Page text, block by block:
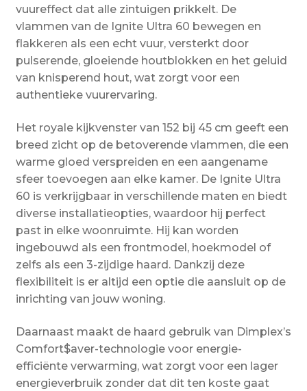
vuureffect dat alle zintuigen prikkelt. De
vlammen van de Ignite Ultra 60 bewegen en
flakkeren als een echt vuur, versterkt door
pulserende, gloeiende houtblokken en het geluid
van knisperend hout, wat zorgt voor een
authentieke vuurervaring.
Het royale kijkvenster van 152 bij 45 cm geeft een
breed zicht op de betoverende vlammen, die een
warme gloed verspreiden en een aangename
sfeer toevoegen aan elke kamer. De Ignite Ultra
60 is verkrijgbaar in verschillende maten en biedt
diverse installatieopties, waardoor hij perfect
past in elke woonruimte. Hij kan worden
ingebouwd als een frontmodel, hoekmodel of
zelfs als een 3-zijdige haard. Dankzij deze
flexibiliteit is er altijd een optie die aansluit op de
inrichting van jouw woning.
Daarnaast maakt de haard gebruik van Dimplex’s
Comfort$aver-technologie voor energie-
efficiënte verwarming, wat zorgt voor een lager
energieverbruik zonder dat dit ten koste gaat